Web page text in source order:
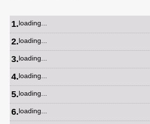
1.loading...
2.loading...
3.loading...
4.loading...
5.loading...
6.loading...